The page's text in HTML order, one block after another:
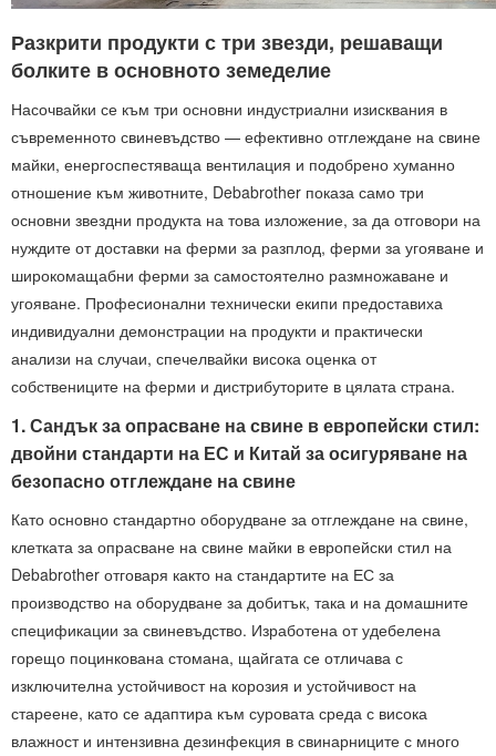
Разкрити продукти с три звезди, решаващи
болките в основното земеделие
Насочвайки се към три основни индустриални изисквания в
съвременното свиневъдство — ефективно отглеждане на свине
майки, енергоспестяваща вентилация и подобрено хуманно
отношение към животните, Debabrother показа само три
основни звездни продукта на това изложение, за да отговори на
нуждите от доставки на ферми за разплод, ферми за угояване и
широкомащабни ферми за самостоятелно размножаване и
угояване. Професионални технически екипи предоставиха
индивидуални демонстрации на продукти и практически
анализи на случаи, спечелвайки висока оценка от
собствениците на ферми и дистрибуторите в цялата страна.
1. Сандък за опрасване на свине в европейски стил:
двойни стандарти на ЕС и Китай за осигуряване на
безопасно отглеждане на свине
Като основно стандартно оборудване за отглеждане на свине,
клетката за опрасване на свине майки в европейски стил на
Debabrother отговаря както на стандартите на ЕС за
производство на оборудване за добитък, така и на домашните
спецификации за свиневъдство. Изработена от удебелена
горещо поцинкована стомана, щайгата се отличава с
изключителна устойчивост на корозия и устойчивост на
стареене, като се адаптира към суровата среда с висока
влажност и интензивна дезинфекция в свинарниците с много